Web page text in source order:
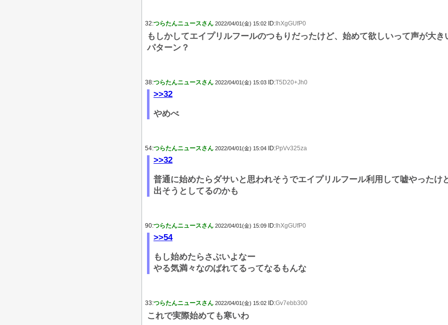
32:つらたんニュースさん 2022/04/01(金) 15:02 ID: IhXgGUfP0
もしかしてエイプリルフールのつもりだったけど、始めて欲しいって声が大
パターン？
38:つらたんニュースさん 2022/04/01(金) 15:03 ID:T5D20+Jh0
>>32
やめべ
54:つらたんニュースさん 2022/04/01(金) 15:04 ID:PpVv325za
>>32
普通に始めたらダサいと思われそうでエイプリルフール利用して嘘やったけ
出そうとしてるのかも
90:つらたんニュースさん 2022/04/01(金) 15:09 ID: IhXgGUfP0
>>54
もし始めたらさぶいよなー
やる気満々なのばれてるってなるもんな
33:つらたんニュースさん 2022/04/01(金) 15:02 ID:Gv7ebb300
これで実際始めても寒いわ